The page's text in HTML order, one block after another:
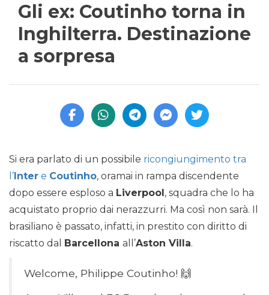
Gli ex: Coutinho torna in
Inghilterra. Destinazione
a sorpresa
Si era parlato di un possibile ricongiungimento tra
l’Inter e Coutinho, oramai in rampa discendente
dopo essere esploso a Liverpool, squadra che lo ha
acquistato proprio dai nerazzurri. Ma così non sarà. Il
brasiliano è passato, infatti, in prestito con diritto di
riscatto dal Barcellona all’Aston Villa.
Welcome, Philippe Coutinho! 🙌